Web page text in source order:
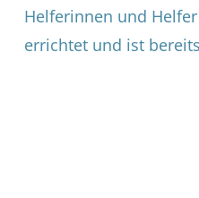
Helferinnen und
errichtet und ist